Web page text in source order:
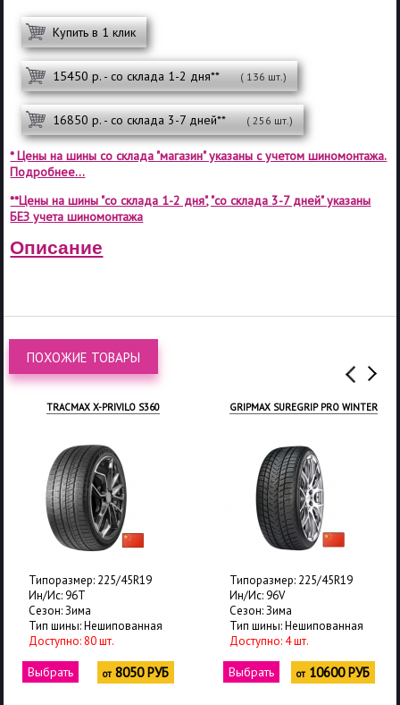
Купить в 1 клик
15450 р. - со склада 1-2 дня** ( 136 шт.)
16850 р. - со склада 3-7 дней** ( 256 шт.)
* Цены на шины со склада "магазин" указаны с учетом шиномонтажа.
Подробнее...
**Цены на шины "со склада 1-2 дня", "со склада 3-7 дней" указаны
БЕЗ учета шиномонтажа
Описание
ПОХОЖИЕ ТОВАРЫ
TRACMAX X-PRIVILO S360
Типоразмер: 225/45R19
Ин/Ис: 96T
Сезон: Зима
Тип шины: Нешипованная
Доступно: 80 шт.
Выбрать от8050 РУБ
GRIPMAX SUREGRIP PRO WINTER
Типоразмер: 225/45R19
Ин/Ис: 96V
Сезон: Зима
Тип шины: Нешипованная
Доступно: 4 шт.
Выбрать от10600 РУБ